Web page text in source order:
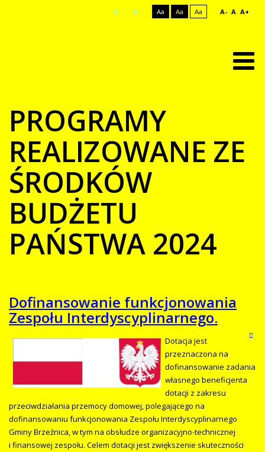
Aa Aa Aa A- A A+
PROGRAMY
REALIZOWANE ZE
ŚRODKÓW
BUDŻETU
PAŃSTWA 2024
Dofinansowanie funkcjonowania
Zespołu Interdyscyplinarnego.
Dotacja jest
przeznaczona na
dofinansowanie zadania
własnego beneficjenta
dotacji z zakresu
przeciwdziałania przemocy domowej, polegającego na
dofinansowaniu funkcjonowania Zespołu Interdyscyplinarnego
Gminy Brzeźnica, w tym na obsłudze organizacyjno-technicznej
i finansowej zespołu. Celem dotacji jest zwiększenie skuteczności